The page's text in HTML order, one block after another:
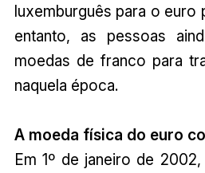
luxemburguês para o euro
entanto, as pessoas
moedas de franco para
naquela época.
A moeda física do euro
Em 1º de janeiro de